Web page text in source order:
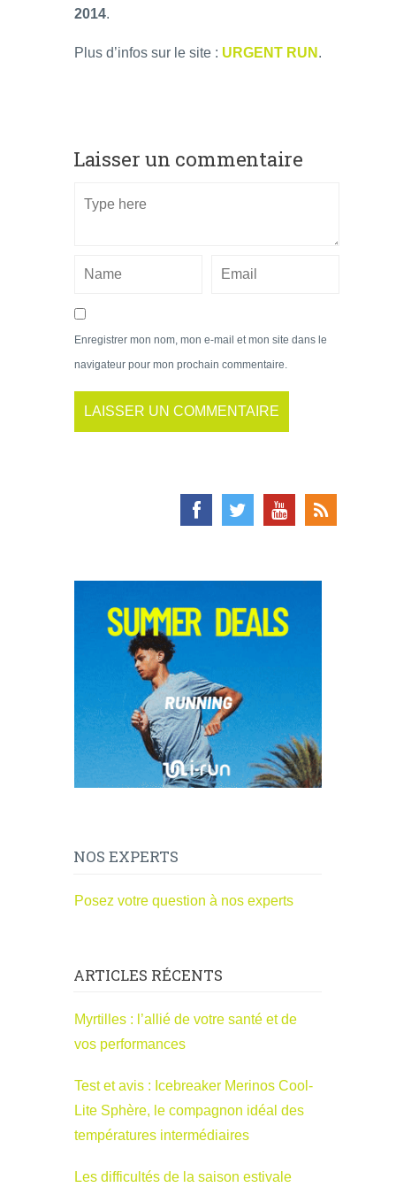
2014.
Plus d’infos sur le site : URGENT RUN .
Laisser un commentaire
Enregistrer mon nom, mon e-mail et mon site dans le
navigateur pour mon prochain commentaire.
NOS EXPERTS
Posez votre question à nos experts
ARTICLES RÉCENTS
Myrtilles : l’allié de votre santé et de
vos performances
Test et avis : Icebreaker Merinos Cool-
Lite Sphère, le compagnon idéal des
températures intermédiaires
Les difficultés de la saison estivale